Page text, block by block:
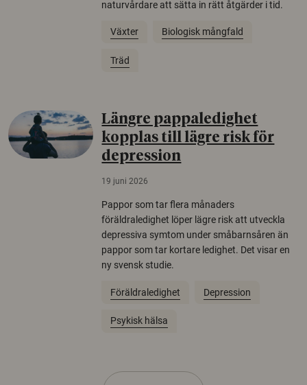
naturvårdare att sätta in rätt åtgärder i tid.
Växter Biologisk mångfald
Träd
Längre pappaledighet
kopplas till lägre risk för
depression
19 juni 2026
Pappor som tar flera månaders
föräldraledighet löper lägre risk att utveckla
depressiva symtom under småbarnsåren än
pappor som tar kortare ledighet. Det visar en
ny svensk studie.
Föräldraledighet Depression
Psykisk hälsa